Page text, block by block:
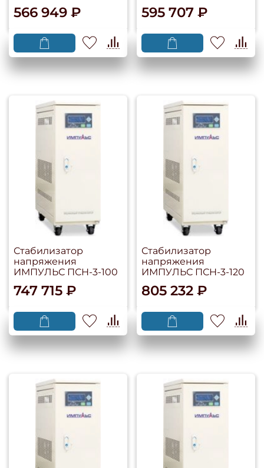
566 949 ₽ 595 707 ₽
Стабилизатор
напряжения
ИМПУЛЬС ПСН-3-100
747 715 ₽
Стабилизатор
напряжения
ИМПУЛЬС ПСН-3-120
805 232 ₽